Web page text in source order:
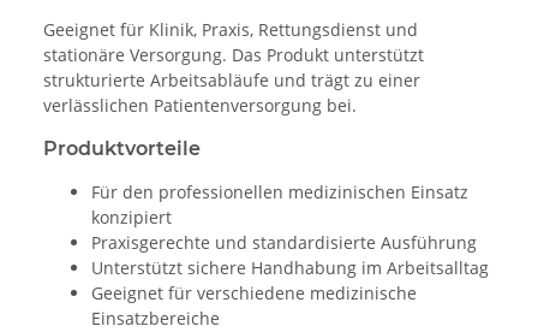
Geeignet für Klinik, Praxis, Rettungsdienst und
stationäre Versorgung. Das Produkt unterstützt
strukturierte Arbeitsabläufe und trägt zu einer
verlässlichen Patientenversorgung bei.
Produktvorteile
Für den professionellen medizinischen Einsatz
konzipiert
Praxisgerechte und standardisierte Ausführung
Unterstützt sichere Handhabung im Arbeitsalltag
Geeignet für verschiedene medizinische
Einsatzbereiche